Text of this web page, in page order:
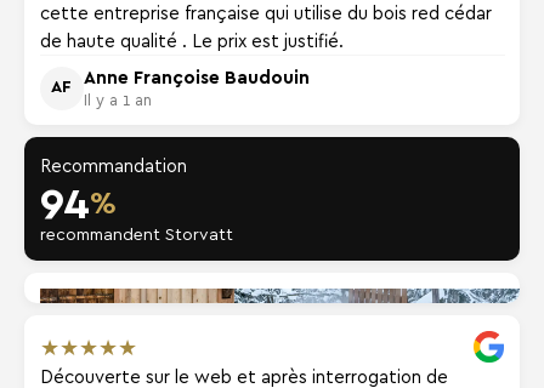
cette entreprise française qui utilise du bois red cédar
de haute qualité . Le prix est justifié.
AF
Anne Françoise Baudouin
Il y a 1 an
Recommandation
94%
recommandent Storvatt
★★★★★
Découverte sur le web et après interrogation de